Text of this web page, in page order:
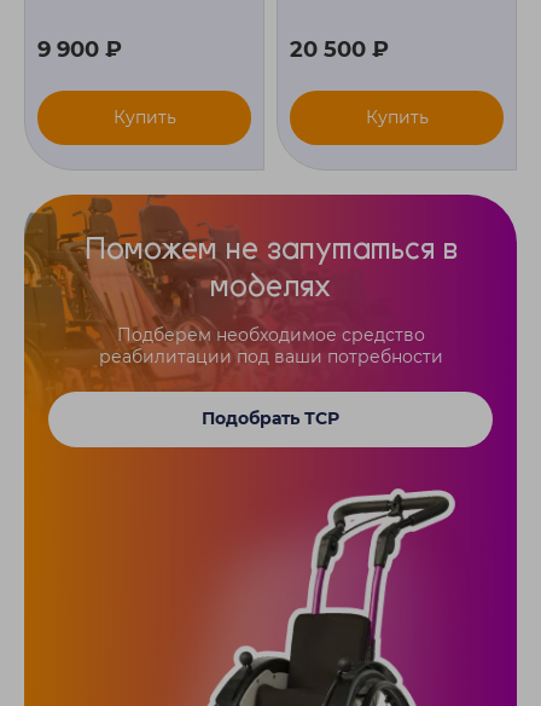
9 900 ₽
Купить
20 500 ₽
Купить
Поможем не запутаться в
моделях
Подберем необходимое средство
реабилитации под ваши потребности
Подобрать ТСР